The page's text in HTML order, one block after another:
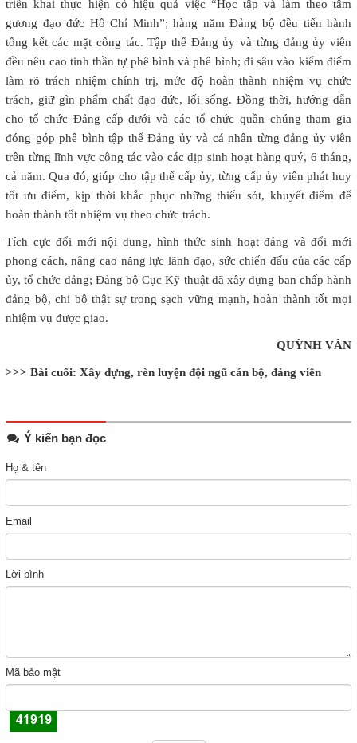
triển khai thực hiện có hiệu quả việc “Học tập và làm theo tấm
gương đạo đức Hồ Chí Minh”; hàng năm Đảng bộ đều tiến hành
tổng kết các mặt công tác. Tập thể Đảng ủy và từng đảng ủy viên
đều nêu cao tinh thần tự phê bình và phê bình; đi sâu vào kiểm điểm
làm rõ trách nhiệm chính trị, mức độ hoàn thành nhiệm vụ chức
trách, giữ gìn phẩm chất đạo đức, lối sống. Đồng thời, hướng dẫn
cho tổ chức Đảng cấp dưới và các tổ chức quần chúng tham gia
đóng góp phê bình tập thể Đảng ủy và cá nhân từng đảng ủy viên
trên từng lĩnh vực công tác vào các dịp sinh hoạt hàng quý, 6 tháng,
cả năm. Qua đó, giúp cho tập thể cấp ủy, từng cấp ủy viên phát huy
tốt ưu điểm, kịp thời khắc phục những thiếu sót, khuyết điểm để
hoàn thành tốt nhiệm vụ theo chức trách.
Tích cực đổi mới nội dung, hình thức sinh hoạt đảng và đổi mới
phong cách, nâng cao năng lực lãnh đạo, sức chiến đấu của các cấp
ủy, tổ chức đảng; Đảng bộ Cục Kỹ thuật đã xây dựng ban chấp hành
đảng bộ, chi bộ thật sự trong sạch vững mạnh, hoàn thành tốt mọi
nhiệm vụ được giao.
QUỲNH VÂN
>>> Bài cuối: Xây dựng, rèn luyện đội ngũ cán bộ, đảng viên
Ý kiến bạn đọc
Họ & tên
Email
Lời bình
Mã bảo mật